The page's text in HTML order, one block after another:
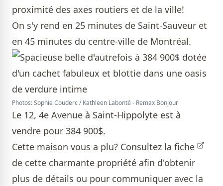
proximité des axes routiers et de la ville!
On s'y rend en 25 minutes de Saint-Sauveur et
en 45 minutes du centre-ville de Montréal.
Photos: Sophie Couderc / Kathleen Labonté - Remax Bonjour
Le 12, 4e Avenue à Saint-Hippolyte est à
vendre pour 384 900$.
Cette maison vous a plu? Consultez la fiche
de cette charmante propriété afin d'obtenir
plus de détails ou pour communiquer avec la